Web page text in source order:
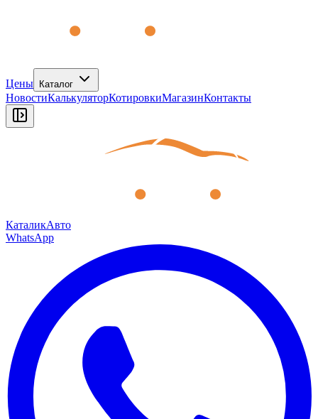
Цены Каталог
НовостиКалькуляторКотировкиМагазинКонтакты
КаталикАвто
WhatsApp